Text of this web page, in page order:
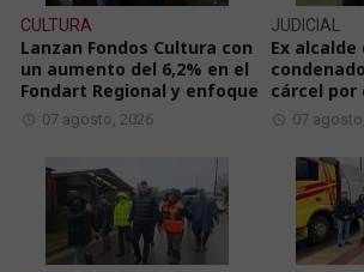
CULTURA
Lanzan Fondos Cultura con
un aumento del 6,2% en el
Fondart Regional y enfoque
07 agosto, 2026
JUDICIAL
Ex alcalde
cárcel por
07